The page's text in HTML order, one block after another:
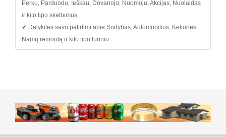
Perku, Parduodu, Ieškau, Dovanoju, Nuomoju, Akcijas, Nuolaidas
ir kito tipo skelbimus.
✔ Dalykitės savo patirtimi apie Sodybas, Automobilius, Keliones,
Namų remontą ir kito tipo turiniu.